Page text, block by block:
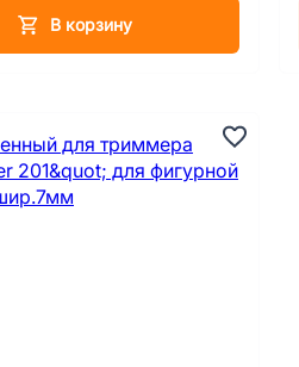
В корзину